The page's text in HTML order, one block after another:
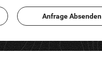
Anfrage Absenden